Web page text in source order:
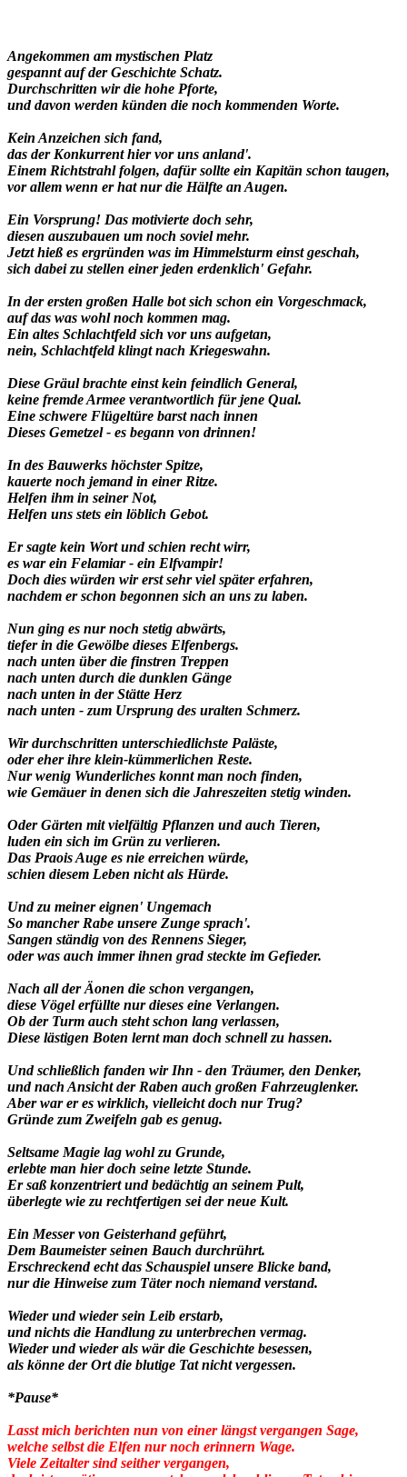
Angekommen am mystischen Platz
gespannt auf der Geschichte Schatz.
Durchschritten wir die hohe Pforte,
und davon werden künden die noch kommenden Worte.
Kein Anzeichen sich fand,
das der Konkurrent hier vor uns anland'.
Einem Richtstrahl folgen, dafür sollte ein Kapitän schon taugen,
vor allem wenn er hat nur die Hälfte an Augen.
Ein Vorsprung! Das motivierte doch sehr,
diesen auszubauen um noch soviel mehr.
Jetzt hieß es ergründen was im Himmelsturm einst geschah,
sich dabei zu stellen einer jeden erdenklich' Gefahr.
In der ersten großen Halle bot sich schon ein Vorgeschmack,
auf das was wohl noch kommen mag.
Ein altes Schlachtfeld sich vor uns aufgetan,
nein, Schlachtfeld klingt nach Kriegeswahn.
Diese Gräul brachte einst kein feindlich General,
keine fremde Armee verantwortlich für jene Qual.
Eine schwere Flügeltüre barst nach innen
Dieses Gemetzel - es begann von drinnen!
In des Bauwerks höchster Spitze,
kauerte noch jemand in einer Ritze.
Helfen ihm in seiner Not,
Helfen uns stets ein löblich Gebot.
Er sagte kein Wort und schien recht wirr,
es war ein Felamiar - ein Elfvampir!
Doch dies würden wir erst sehr viel später erfahren,
nachdem er schon begonnen sich an uns zu laben.
Nun ging es nur noch stetig abwärts,
tiefer in die Gewölbe dieses Elfenbergs.
nach unten über die finstren Treppen
nach unten durch die dunklen Gänge
nach unten in der Stätte Herz
nach unten - zum Ursprung des uralten Schmerz.
Wir durchschritten unterschiedlichste Paläste,
oder eher ihre klein-kümmerlichen Reste.
Nur wenig Wunderliches konnt man noch finden,
wie Gemäuer in denen sich die Jahreszeiten stetig winden.
Oder Gärten mit vielfältig Pflanzen und auch Tieren,
luden ein sich im Grün zu verlieren.
Das Praois Auge es nie erreichen würde,
schien diesem Leben nicht als Hürde.
Und zu meiner eignen' Ungemach
So mancher Rabe unsere Zunge sprach'.
Sangen ständig von des Rennens Sieger,
oder was auch immer ihnen grad steckte im Gefieder.
Nach all der Äonen die schon vergangen,
diese Vögel erfüllte nur dieses eine Verlangen.
Ob der Turm auch steht schon lang verlassen,
Diese lästigen Boten lernt man doch schnell zu hassen.
Und schließlich fanden wir Ihn - den Träumer, den Denker,
und nach Ansicht der Raben auch großen Fahrzeuglenker.
Aber war er es wirklich, vielleicht doch nur Trug?
Gründe zum Zweifeln gab es genug.
Seltsame Magie lag wohl zu Grunde,
erlebte man hier doch seine letzte Stunde.
Er saß konzentriert und bedächtig an seinem Pult,
überlegte wie zu rechtfertigen sei der neue Kult.
Ein Messer von Geisterhand geführt,
Dem Baumeister seinen Bauch durchrührt.
Erschreckend echt das Schauspiel unsere Blicke band,
nur die Hinweise zum Täter noch niemand verstand.
Wieder und wieder sein Leib erstarb,
und nichts die Handlung zu unterbrechen vermag.
Wieder und wieder als wär die Geschichte besessen,
als könne der Ort die blutige Tat nicht vergessen.
*Pause*
Lasst mich berichten nun von einer längst vergangen Sage,
welche selbst die Elfen nur noch erinnern Wage.
Viele Zeitalter sind seither vergangen,